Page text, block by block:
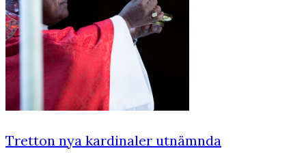
Tretton nya kardinaler utnämnda